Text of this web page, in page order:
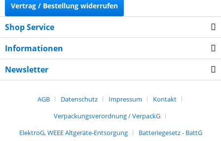
Vertrag / Bestellung widerrufen
Shop Service
Informationen
Newsletter
AGB Datenschutz Impressum
Kontakt
Verpackungsverordnung / VerpackG
ElektroG, WEEE Altgeräte-Entsorgung
Batteriegesetz - BattG